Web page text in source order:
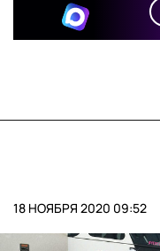
18 НОЯБРЯ 2020 09:52